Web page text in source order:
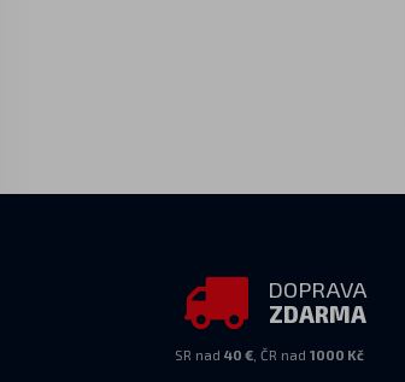
DOPRAVA
ZDARMA
SR nad40 € , ČR nad1000 Kč